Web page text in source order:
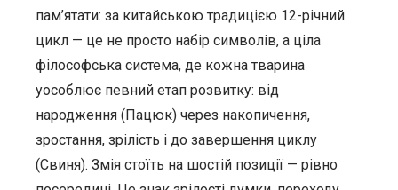
пам’ятати: за китайською традицією 12-річний
цикл — це не просто набір символів, а ціла
філософська система, де кожна тварина
уособлює певний етап розвитку: від
народження (Пацюк) через накопичення,
зростання, зрілість і до завершення циклу
(Свиня). Змія стоїть на шостій позиції — рівно